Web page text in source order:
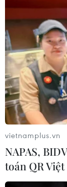
“Tỏa sáng
thanh niên
04/08/2026 11:14
Lở đất tại
vietnamplus.vn
NAPAS,
toán QR